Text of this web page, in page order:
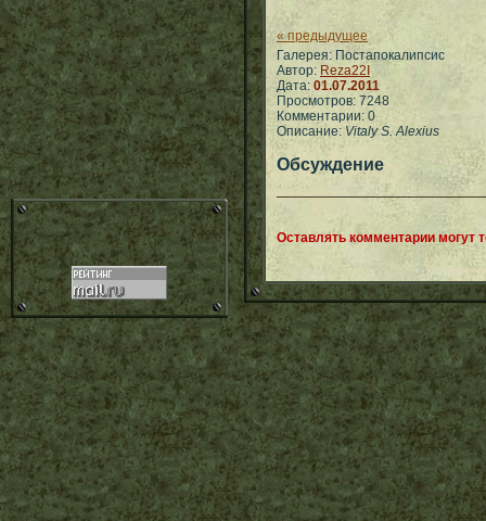
« предыдущее
Галерея: Постапокалипсис
Автор: Reza22I
Дата: 01.07.2011
Просмотров: 7248
Комментарии: 0
Описание: Vitaly S. Alexius
Обсуждение
Оставлять комментарии могут